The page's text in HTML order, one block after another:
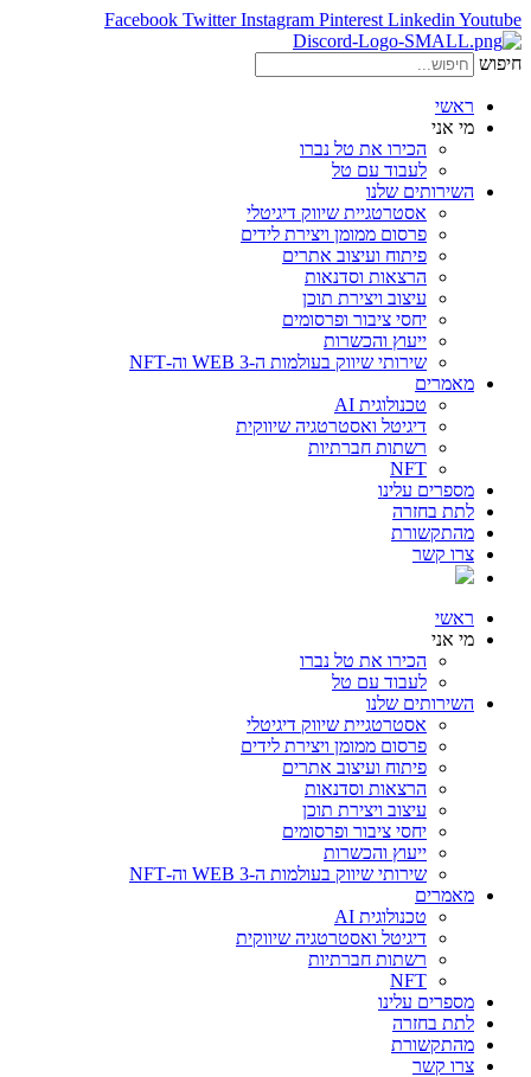
Facebook Twitter Instagram Pinterest Linkedin Youtube
חיפוש
ראשי
מי אני
הכירו את טל נברו
לעבוד עם טל
השירותים שלנו
אסטרטגיית שיווק דיגיטלי
פרסום ממומן ויצירת לידים
פיתוח ועיצוב אתרים
הרצאות וסדנאות
עיצוב ויצירת תוכן
יחסי ציבור ופרסומים
ייעוץ והכשרות
שירותי שיווק בעולמות ה-WEB 3 וה-NFT
מאמרים
טכנולוגית AI
דיגיטל ואסטרטגיה שיווקית
רשתות חברתיות
NFT
מספרים עלינו
לתת בחזרה
מהתקשורת
צרו קשר
ראשי
מי אני
הכירו את טל נברו
לעבוד עם טל
השירותים שלנו
אסטרטגיית שיווק דיגיטלי
פרסום ממומן ויצירת לידים
פיתוח ועיצוב אתרים
הרצאות וסדנאות
עיצוב ויצירת תוכן
יחסי ציבור ופרסומים
ייעוץ והכשרות
שירותי שיווק בעולמות ה-WEB 3 וה-NFT
מאמרים
טכנולוגית AI
דיגיטל ואסטרטגיה שיווקית
רשתות חברתיות
NFT
מספרים עלינו
לתת בחזרה
מהתקשורת
צרו קשר